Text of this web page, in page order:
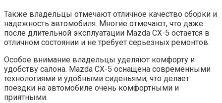
Также владельцы отмечают отличное качество сборки и
надежность автомобиля. Многие отмечают, что даже
после длительной эксплуатации Mazda СХ-5 остается в
отличном состоянии и не требует серьезных ремонтов.
Особое внимание владельцы уделяют комфорту и
удобству салона. Mazda СХ-5 оснащена современными
технологиями и удобными сиденьями, что делает
поездки на автомобиле очень комфортными и
приятными.